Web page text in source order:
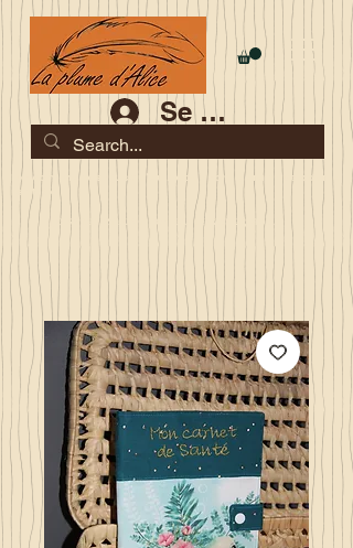
Se connecter
Les commandes jusqu'au 2 août sont garanties pour la
rentrée
Je serai en congés du 10 au 23 août